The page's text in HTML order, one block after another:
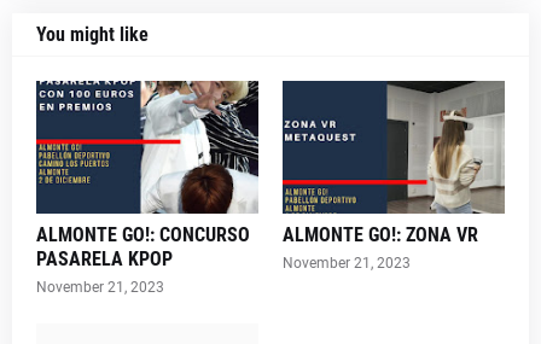
You might like
ALMONTE GO!: CONCURSO
PASARELA KPOP
November 21, 2023
ALMONTE GO!: ZONA VR
November 21, 2023